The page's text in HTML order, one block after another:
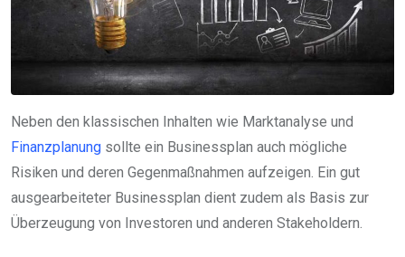
Neben den klassischen Inhalten wie Marktanalyse und
Finanzplanung sollte ein Businessplan auch mögliche
Risiken und deren Gegenmaßnahmen aufzeigen. Ein gut
ausgearbeiteter Businessplan dient zudem als Basis zur
Überzeugung von Investoren und anderen Stakeholdern.